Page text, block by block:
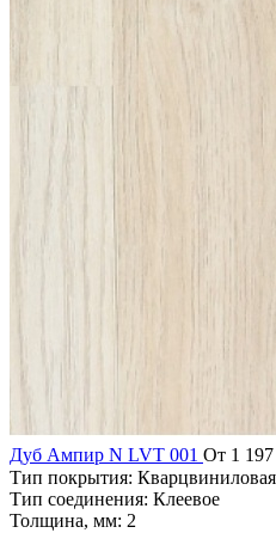
Дуб Ампир N LVT 001 От 1
Тип покрытия:
Тип соединения: Клеевое
Толщина, мм: 2